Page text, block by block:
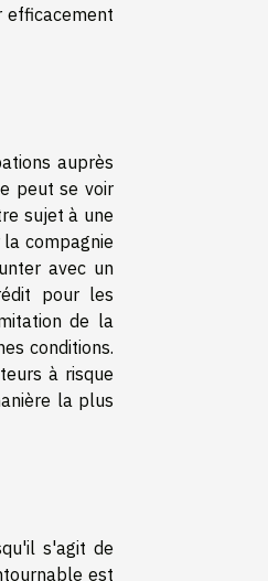
efficacement
auprès
peut se voir
sujet à une
compagnie
avec un
pour les
de la
conditions.
à risque
la plus
s'agit de
est